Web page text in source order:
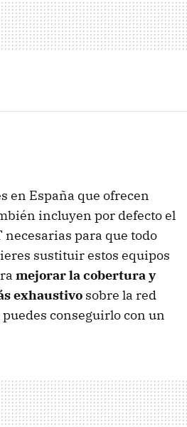
en España que ofrecen
incluyen por defecto el
necesarias para que todo
sustituir estos equipos
mejorar la cobertura y
exhaustivo sobre la red
conseguirlo con un